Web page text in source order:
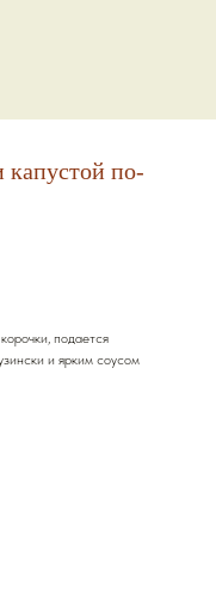
по-
подается
и ярким соусом